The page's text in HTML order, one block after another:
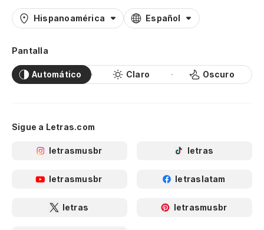
Hispanoamérica Español
Pantalla
Automático Claro Oscuro
Sigue a Letras.com
letrasmusbr letras
letrasmusbr letraslatam
letras letrasmusbr